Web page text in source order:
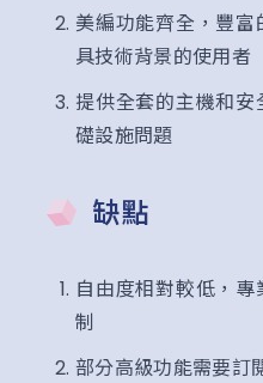
美編功能齊全，豐
具技術背景的使用者
提供全套的主機和
礎設施問題
缺點
自由度相對較低，
制
部分高級功能需要訂